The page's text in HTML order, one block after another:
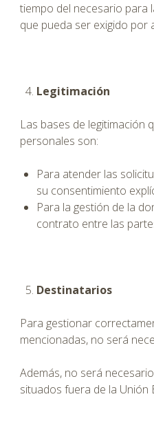
tiempo del necesario para
que pueda ser exigido por
Legitimación
Las bases de legitimación
personales son:
Para atender las
su consentimiento
Para la gestión de la
contrato entre las
Destinatarios
Para gestionar
mencionadas, no será
Además, no será
situados fuera de la Unión